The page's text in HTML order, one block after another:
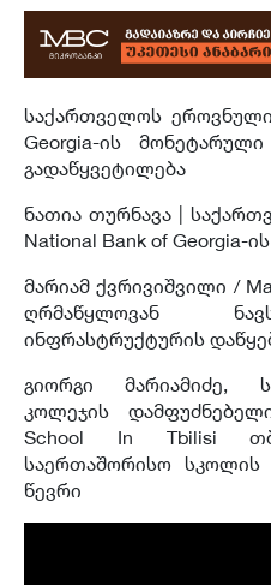
საქართველოს
Georgia-ის
გადაწყვეტილება
ნათია თურნავა |
National Bank of Georgia-
მარიამ ქვრივიშვილი /
ღრმაწყლოვან
ინფრასტრუქტურის
გიორგი მარიამიძე,
კოლეჯის
School In Tbilisi
საერთაშორისო სკოლის
წევრი